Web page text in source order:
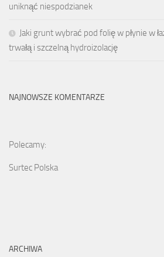
uniknąć niespodzianek
Jaki grunt wybrać pod folię w płynie w
trwałą i szczelną hydroizolację
NAJNOWSZE KOMENTARZE
Polecamy:
Surtec Polska
ARCHIWA